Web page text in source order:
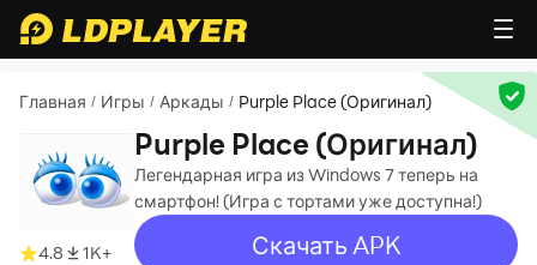
Главная / Игры / Аркады / Purple Place (Оригинал)
4.8 1K+
Purple Place (Оригинал)
Легендарная игра из Windows 7 теперь на
смартфон! (Игра с тортами уже доступна!)
Скачать APK